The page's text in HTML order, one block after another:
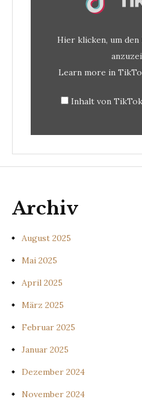
Hier klicken, um
Learn more in
Inhalt von
Archiv
August 2025
Mai 2025
April 2025
März 2025
Februar 2025
Januar 2025
Dezember 2024
November 2024